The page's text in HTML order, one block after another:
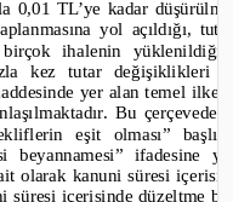
0,01 TL’ye kadar
yol açıldığı,
birçok ihalenin
kez tutar değişiklikleri
yer alan temel
Bu
eşit olması”
beyannamesi”
olarak kanuni süresi
süresi içerisinde düzeltme